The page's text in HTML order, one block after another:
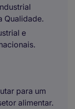
Qualidade.
e
para um
alimentar.